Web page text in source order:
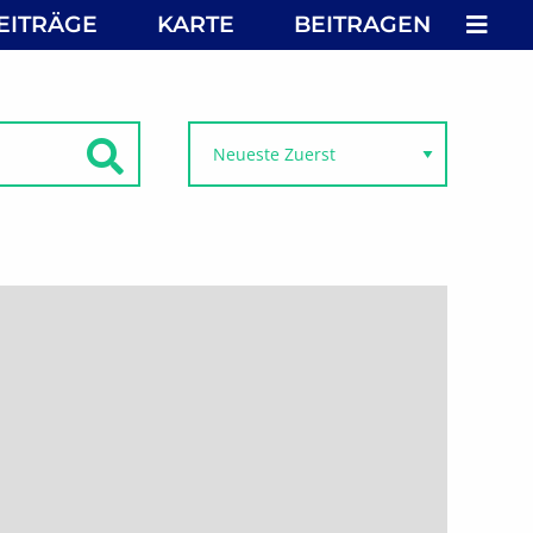
KARTE BEITRAGEN
SUCHEN